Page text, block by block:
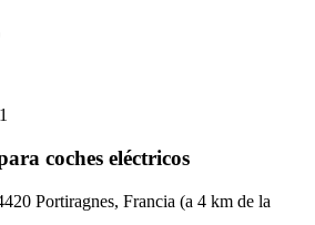
coches eléctricos
Portiragnes, Francia (a 4 km de la